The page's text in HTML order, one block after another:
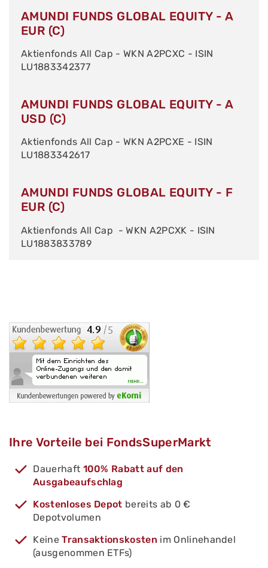
AMUNDI FUNDS GLOBAL EQUITY - A
EUR (C)
Aktienfonds All Cap - WKN A2PCXC - ISIN
LU1883342377
AMUNDI FUNDS GLOBAL EQUITY - A
USD (C)
Aktienfonds All Cap - WKN A2PCXE - ISIN
LU1883342617
AMUNDI FUNDS GLOBAL EQUITY - F
EUR (C)
Aktienfonds All Cap - WKN A2PCXK - ISIN
LU1883833789
Ihre Vorteile bei FondsSuperMarkt
Dauerhaft 100% Rabatt auf den
Ausgabeaufschlag
Kostenloses Depot bereits ab 0 €
Depotvolumen
KeineTransaktionskosten im Onlinehandel
(ausgenommen ETFs)